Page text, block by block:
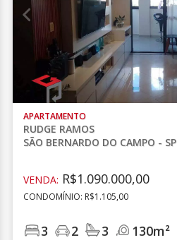
APARTAMENTO
RUDGE RAMOS
SÃO BERNARDO DO CAMPO - SP
VENDA: R$1.090.000,00
CONDOMÍNIO: R$1.105,00
3 2 3 130m²